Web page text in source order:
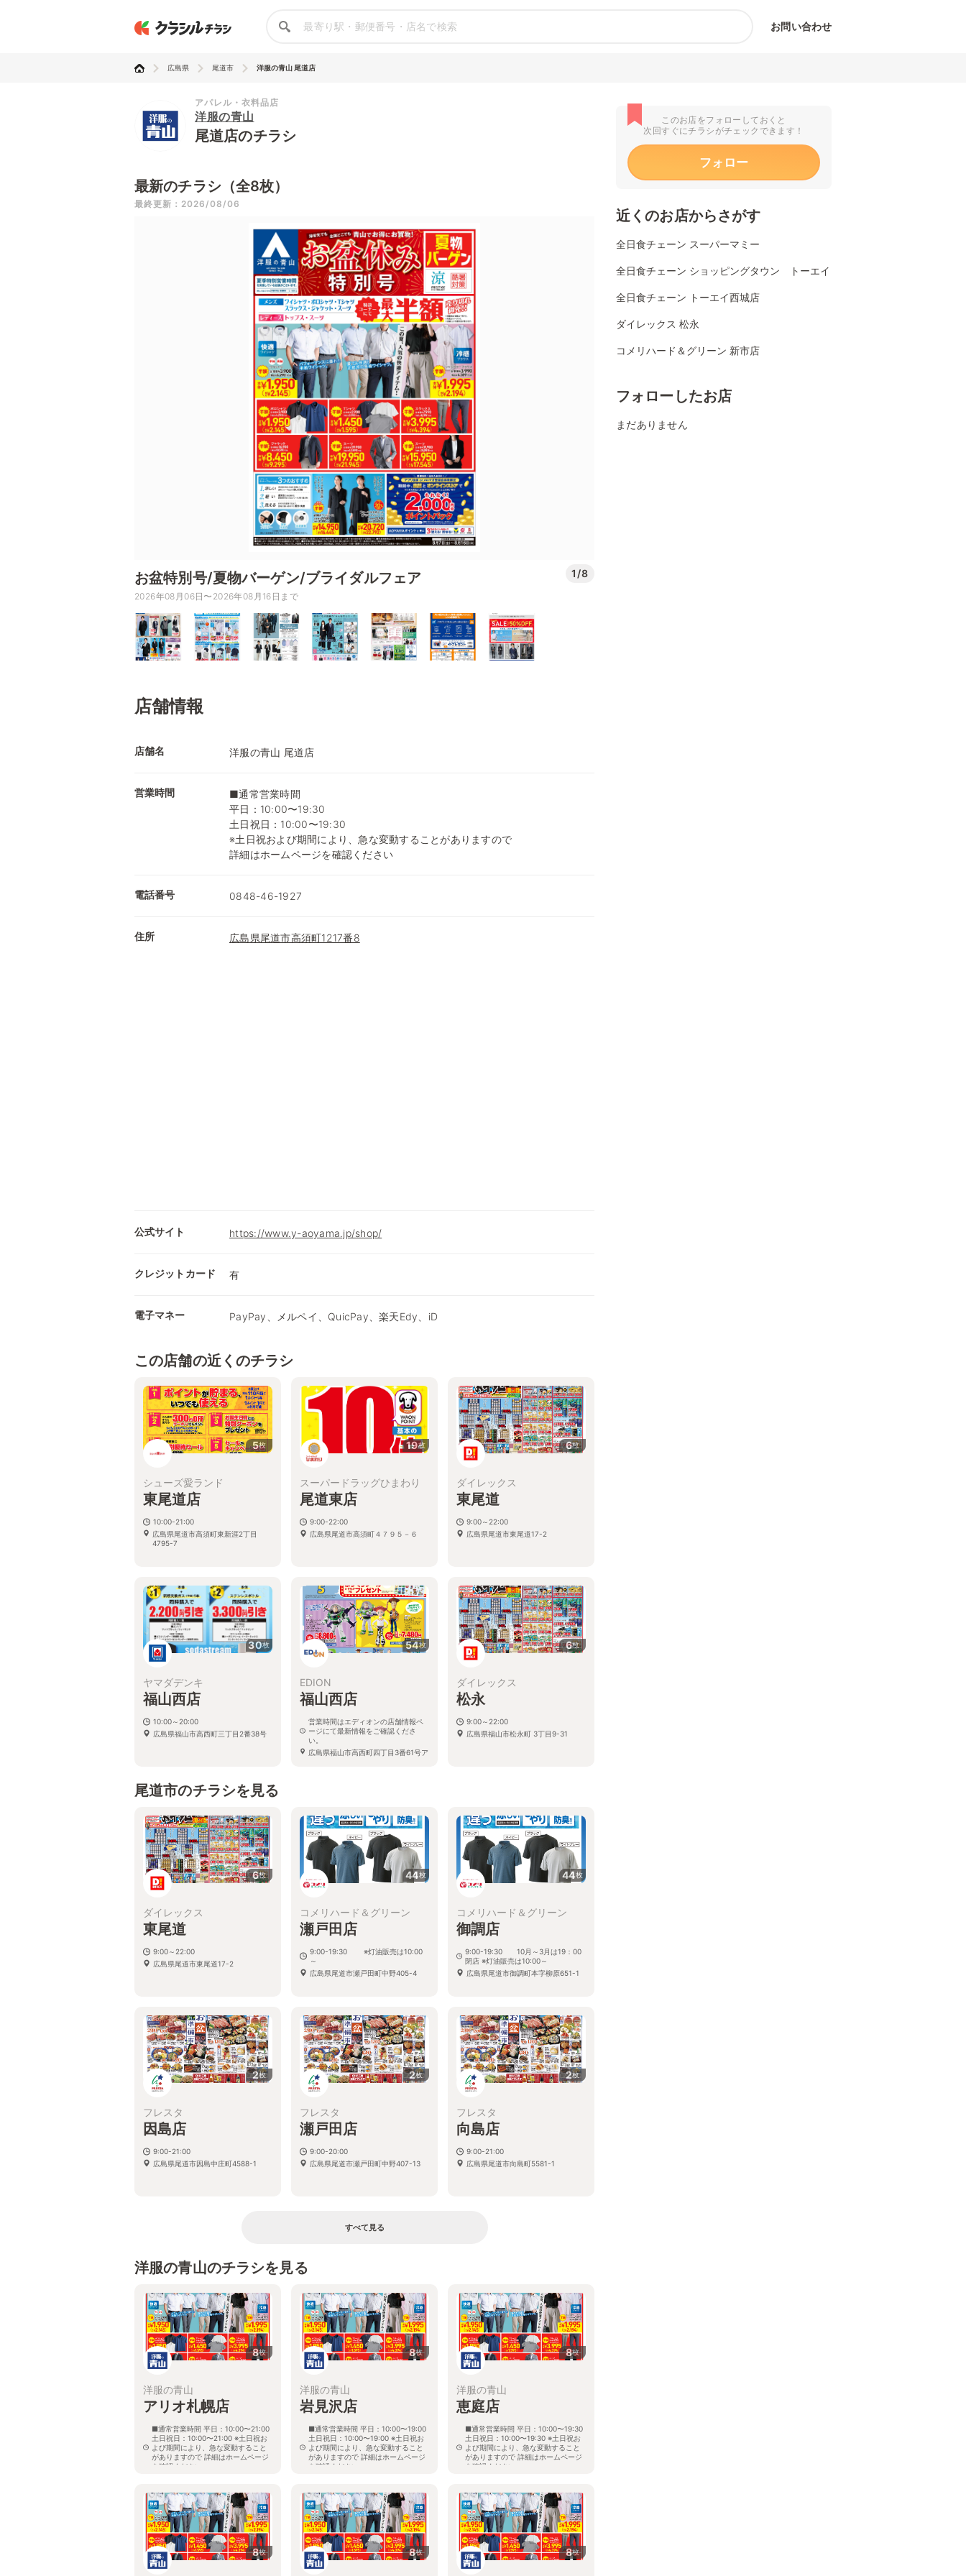
お問い合わせ
広島県 尾道市 洋服の青山 尾道店
アパレル・衣料品店
洋服の青山
尾道店のチラシ
最新のチラシ（全8枚）
最終更新：2026/08/06
お盆特別号/夏物バーゲン/ブライダルフェア 1/8
2026年08月06日〜2026年08月16日まで
店舗情報
店舗名 洋服の青山 尾道店
営業時間
■通常営業時間
平日：10:00〜19:30
土日祝日：10:00〜19:30
※土日祝および期間により、急な変動することがありますので
詳細はホームページを確認ください
電話番号 0848-46-1927
住所 広島県尾道市高須町1217番8
公式サイト https://www.y-aoyama.jp/shop/
クレジットカード 有
電子マネー PayPay、メルペイ、QuicPay、楽天Edy、iD
この店舗の近くのチラシ
5枚
シューズ愛ランド
東尾道店
10:00-21:00
広島県尾道市高須町東新涯2丁目
4795-7
19枚
スーパードラッグひまわり
尾道東店
9:00-22:00
広島県尾道市高須町４７９５－６
6枚
ダイレックス
東尾道
9:00～22:00
広島県尾道市東尾道17-2
30枚
ヤマダデンキ
福山西店
10:00～20:00
広島県福山市高西町三丁目2番38号
54枚
EDION
福山西店
営業時間はエディオンの店舗情報ペ
ージにて最新情報をご確認くださ
い。
広島県福山市高西町四丁目3番61号ア
6枚
ダイレックス
松永
9:00～22:00
広島県福山市松永町 3丁目9-31
尾道市のチラシを見る
6枚
ダイレックス
東尾道
9:00～22:00
広島県尾道市東尾道17-2
44枚
コメリハード＆グリーン
瀬戸田店
9:00-19:30 ※灯油販売は10:00
～
広島県尾道市瀬戸田町中野405-4
44枚
コメリハード＆グリーン
御調店
9:00-19:30 10月～3月は19：00
閉店 ※灯油販売は10:00～
広島県尾道市御調町本字柳原651-1
2枚
フレスタ
因島店
9:00-21:00
広島県尾道市因島中庄町4588-1
2枚
フレスタ
瀬戸田店
9:00-20:00
広島県尾道市瀬戸田町中野407-13
2枚
フレスタ
向島店
9:00-21:00
広島県尾道市向島町5581-1
すべて見る
洋服の青山のチラシを見る
8枚
洋服の青山
アリオ札幌店
■通常営業時間 平日：10:00〜21:00
土日祝日：10:00〜21:00 ※土日祝お
よび期間により、急な変動すること
がありますので 詳細はホームページ
を確認ください
8枚
洋服の青山
岩見沢店
■通常営業時間 平日：10:00〜19:00
土日祝日：10:00〜19:00 ※土日祝お
よび期間により、急な変動すること
がありますので 詳細はホームページ
を確認ください
8枚
洋服の青山
恵庭店
■通常営業時間 平日：10:00〜19:30
土日祝日：10:00〜19:30 ※土日祝お
よび期間により、急な変動すること
がありますので 詳細はホームページ
を確認ください
8枚 8枚 8枚
このお店をフォローしておくと
次回すぐにチラシがチェックできます！
フォロー
近くのお店からさがす
全日食チェーン スーパーマミー
全日食チェーン ショッピングタウン トーエイ
全日食チェーン トーエイ西城店
ダイレックス 松永
コメリハード＆グリーン 新市店
フォローしたお店
まだありません